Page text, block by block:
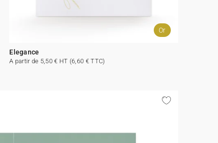
Or
Elegance
A partir de 5,50 € HT (6,60 € TTC)